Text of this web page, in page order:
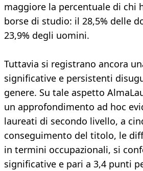
maggiore la percentuale di chi
borse di studio: il 28,5% delle
23,9% degli uomini.
Tuttavia si registrano ancora
significative e persistenti
genere. Su tale aspetto
un approfondimento ad hoc
laureati di secondo livello, a
conseguimento del titolo, le
in termini occupazionali, si
significative e pari a 3,4 punti